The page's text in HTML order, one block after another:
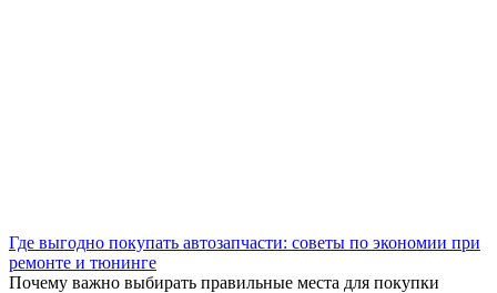
Где выгодно покупать автозапчасти: советы по экономии при
ремонте и тюнинге
Почему важно выбирать правильные места для покупки